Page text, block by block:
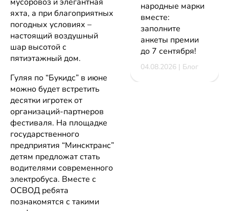
яхта, а при благоприятных
погодных условиях –
настоящий воздушный
шар высотой с
пятиэтажный дом.
Гуляя по “Букидс” в июне
можно будет встретить
десятки игротек от
организаций-партнеров
фестиваля. На площадке
государственного
предприятия “Минсктранс”
детям предложат стать
водителями современного
электробуса. Вместе с
ОСВОД ребята
познакомятся с такими
народные марки
вместе:
заполните
анкеты премии
до 7 сентября!
04.08.2026 | Блог